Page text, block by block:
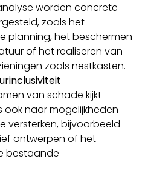
worden concrete
zoals het
planning, het beschermen
of het realiseren van
zoals nestkasten.
van schade kijkt
naar mogelijkheden
versterken, bijvoorbeeld
ontwerpen of het
bestaande